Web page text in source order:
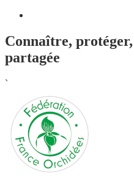
Connaître,
partagée
`